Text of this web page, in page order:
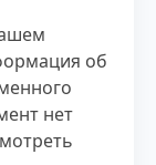
об
нет